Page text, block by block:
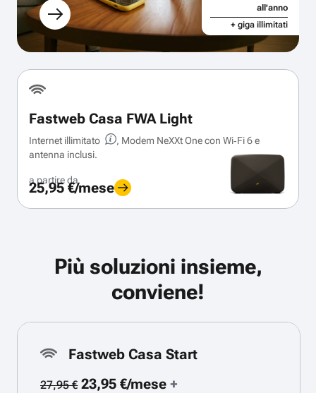
all'anno
+ giga illimitati
Fastweb Casa FWA Light
Internet illimitato
, Modem NeXXt One con Wi‑Fi 6 e
antenna inclusi.
a partire da
25,95 €/mese
Più soluzioni insieme,
conviene!
Fastweb Casa Start
27,95 €23,95 €/mese+